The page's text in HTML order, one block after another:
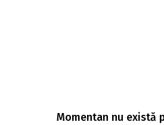
Momentan nu există